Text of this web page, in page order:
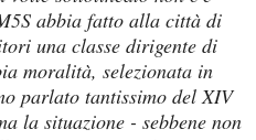
abbia fatto alla città di
una classe dirigente di
moralità, selezionata in
parlato tantissimo del XIV
la situazione - sebbene non